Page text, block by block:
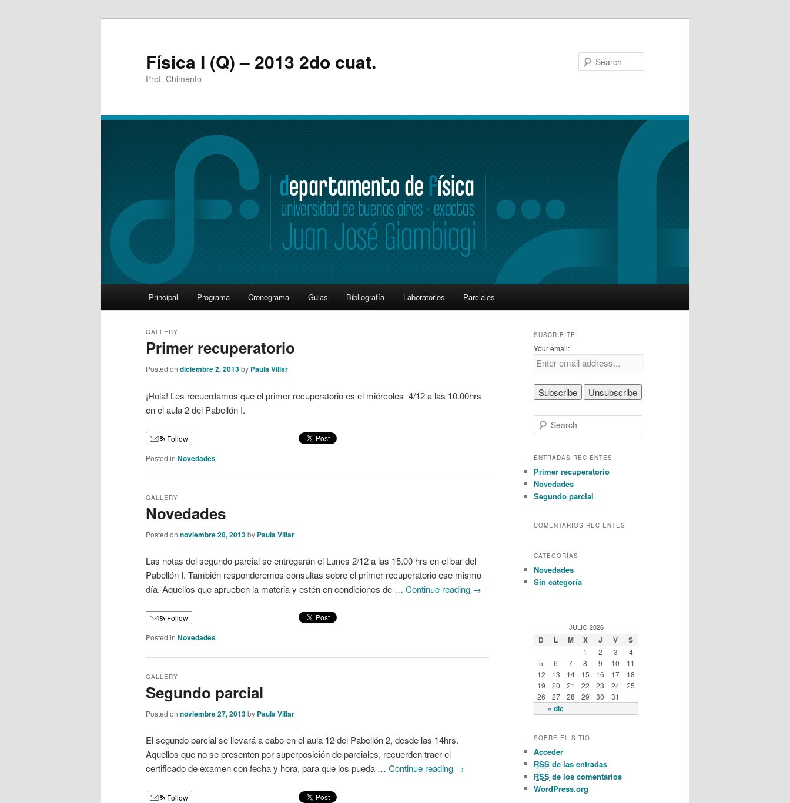
Física I (Q) – 2013 2do cuat.
Prof. Chimento
Skip
to
primary
Skip
to
secondary
Principal Programa Cronograma Guias Bibliografía Laboratorios Parciales
Primer recuperatorio
GALLERY
Posted on diciembre 2, 2013by Paula Villar
¡Hola! Les recuerdamos que el primer recuperatorio es el miércoles 4/12 a las 10.00hrs
en el aula 2 del Pabellón I.
Follow
Posted in Novedades
Novedades
GALLERY
Posted on noviembre 28, 2013by Paula Villar
Las notas del segundo parcial se entregarán el Lunes 2/12 a las 15.00 hrs en el bar del
Pabellón I. También responderemos consultas sobre el primer recuperatorio ese mismo
día. Aquellos que aprueben la materia y estén en condiciones de … Continue reading →
Follow
Posted in Novedades
Segundo parcial
GALLERY
Posted on noviembre 27, 2013by Paula Villar
El segundo parcial se llevará a cabo en el aula 12 del Pabellón 2, desde las 14hrs.
Aquellos que no se presenten por superposición de parciales, recuerden traer el
certificado de examen con fecha y hora, para que los pueda … Continue reading →
Follow
SUSCRIBITE
Your email:
e
r
h
ENTRADAS RECIENTES
Primer recuperatorio
Novedades
Segundo parcial
COMENTARIOS RECIENTES
CATEGORÍAS
Novedades
Sin categoría
JULIO 2026
D L M X J V S
« dic
1 2 3
4
5
6 7 8 9 10
11
12
13 14 15 16 17
18
19
20 21 22 23 24
25
26
27 28 29 30 31
SOBRE EL SITIO
Acceder
RSS de las entradas
RSS de los comentarios
WordPress.org